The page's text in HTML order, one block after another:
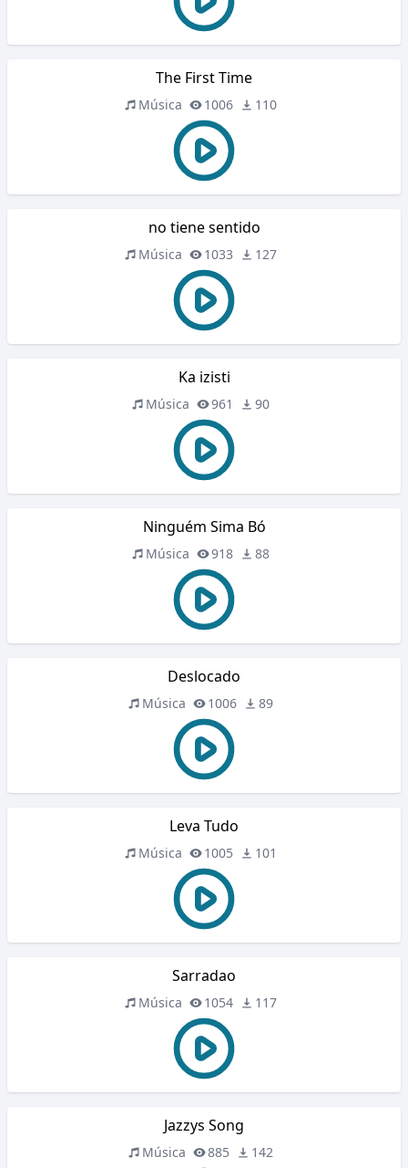
The First Time
Música 1006 110
no tiene sentido
Música 1033 127
Ka izisti
Música 961 90
Ninguém Sima Bó
Música 918 88
Deslocado
Música 1006 89
Leva Tudo
Música 1005 101
Sarradao
Música 1054 117
Jazzys Song
Música 885 142